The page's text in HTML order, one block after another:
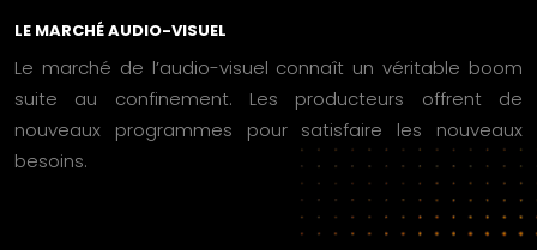
LE MARCHÉ AUDIO-VISUEL
Le marché de l’audio-visuel connaît un véritable boom
suite au confinement. Les producteurs offrent de
nouveaux programmes pour satisfaire les nouveaux
besoins.